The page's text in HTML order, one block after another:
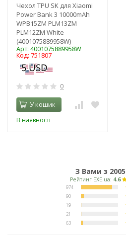
Чехол TPU SK для Xiaomi
Power Bank 3 10000mAh
WPB15ZM PLM13ZM
PLM12ZM White
(4001075889958W)
Арт: 4001075889958W
Код: 751807
0
У кошик
В наявності
З Вами з